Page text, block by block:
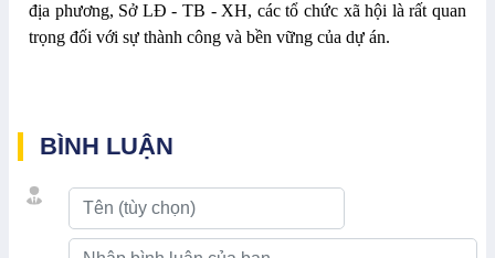
địa phương, Sở LĐ - TB - XH, các tổ chức xã hội là rất quan
trọng đối với sự thành công và bền vững của dự án.
BÌNH LUẬN